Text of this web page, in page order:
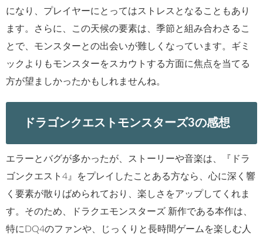
になり、プレイヤーにとってはストレスとなることもあり
ます。さらに、この天候の要素は、季節と組み合わさるこ
とで、モンスターとの出会いが難しくなっています。ギミ
ックよりもモンスターをスカウトする方面に焦点を当てる
方が望ましかったかもしれませんね。
ドラゴンクエストモンスターズ3の感想
エラーとバグが多かったが、ストーリーや音楽は、『ドラ
ゴンクエスト4』をプレイしたことある方なら、心に深く響
く要素が散りばめられており、楽しさをアップしてくれま
す。そのため、ドラクエモンスターズ 新作である本作は、
特にDQ4のファンや、じっくりと長時間ゲームを楽しむ人